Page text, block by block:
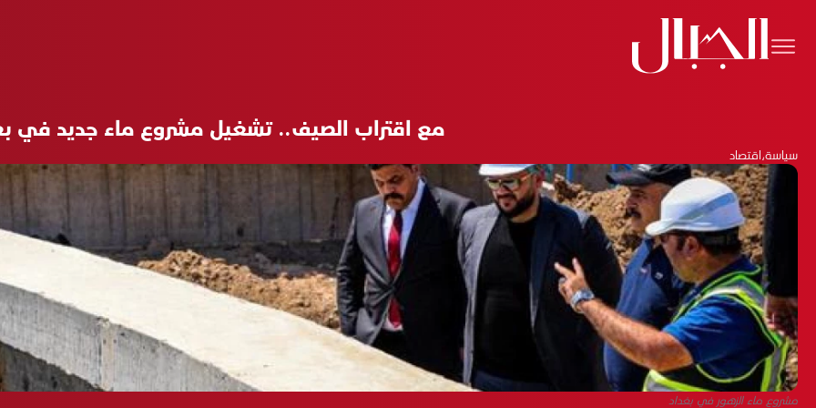
مع اقتراب الصيف.. تشغيل مشروع ماء جديد في
سياسة،اقتصاد
مشروع ماء الزهور في بغداد